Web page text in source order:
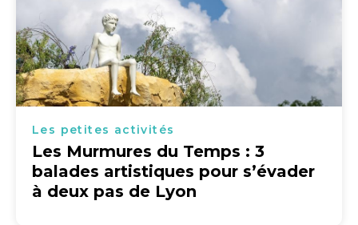
Les petites activités
Les Murmures du Temps : 3
balades artistiques pour s’évader
à deux pas de Lyon